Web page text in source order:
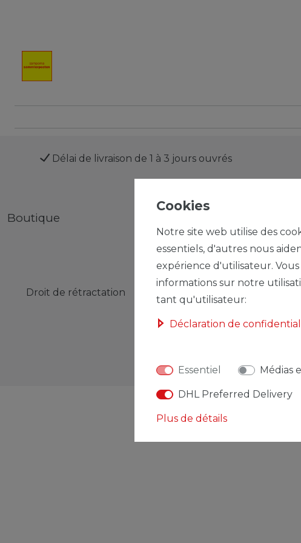
Délai de livraison de 1 à 3 jours ouvrés
Boutique
Droit de rétractation Formulaire de rétractation
Cookies
Notre site web utilise des
essentiels, d'autres nous
expérience d'utilisateur.
informations sur notre
tant qu'utilisateur:
Déclaration de
Essentiel Médias
DHL Preferred Delivery
Plus de détails